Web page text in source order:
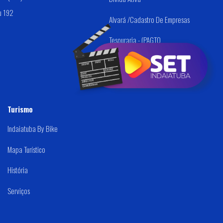
192
Alvará /Cadastro De Empresas
Tesouraria - (PAGTO
FORNECEDORES)
Turismo
Indaiatuba By Bike
Mapa Turístico
História
Serviços